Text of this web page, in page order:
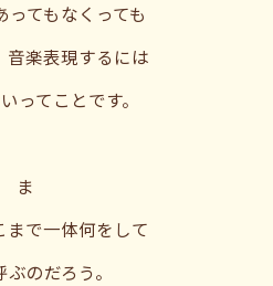
ってもなくっても
音楽表現するには
ってことです。
ま
まで一体何をして
のだろう。